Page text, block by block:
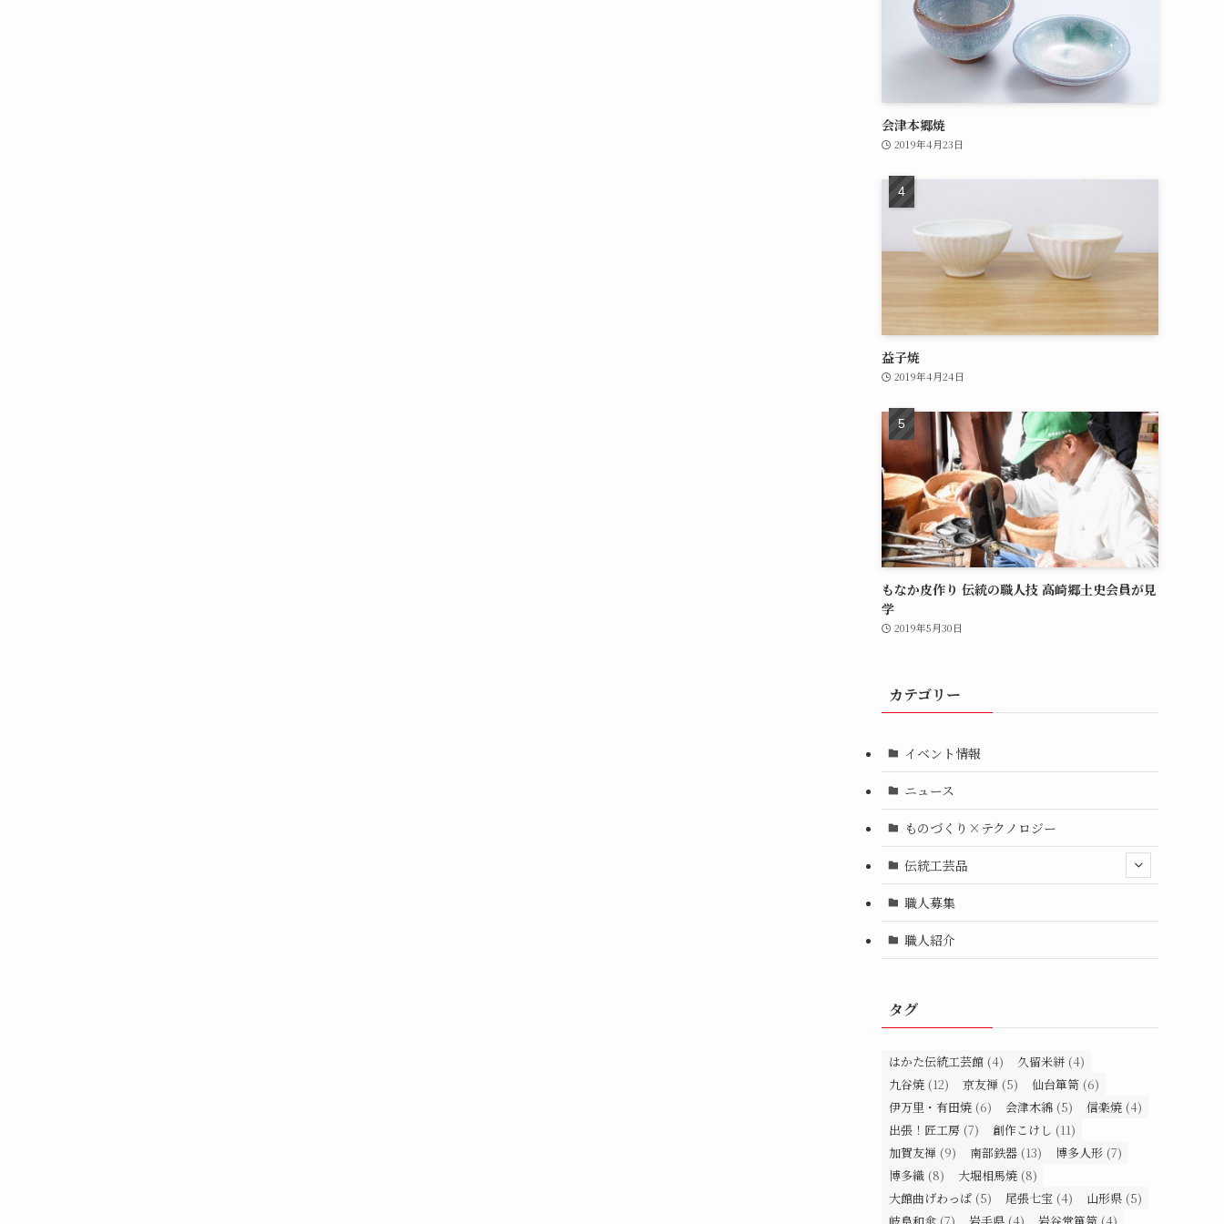
会津本郷焼
2019年4月23日
益子焼
2019年4月24日
もなか皮作り 伝統の職人技 高崎郷土史会員が見
学
2019年5月30日
カテゴリー
イベント情報
ニュース
ものづくり×テクノロジー
伝統工芸品
職人募集
職人紹介
タグ
はかた伝統工芸館 (4) 久留米絣 (4)
九谷焼 (12) 京友禅 (5) 仙台箪笥 (6)
伊万里・有田焼 (6) 会津木綿 (5) 信楽焼 (4)
出張！匠工房 (7) 創作こけし (11)
加賀友禅 (9) 南部鉄器 (13) 博多人形 (7)
博多織 (8) 大堀相馬焼 (8)
大館曲げわっぱ (5) 尾張七宝 (4) 山形県 (5)